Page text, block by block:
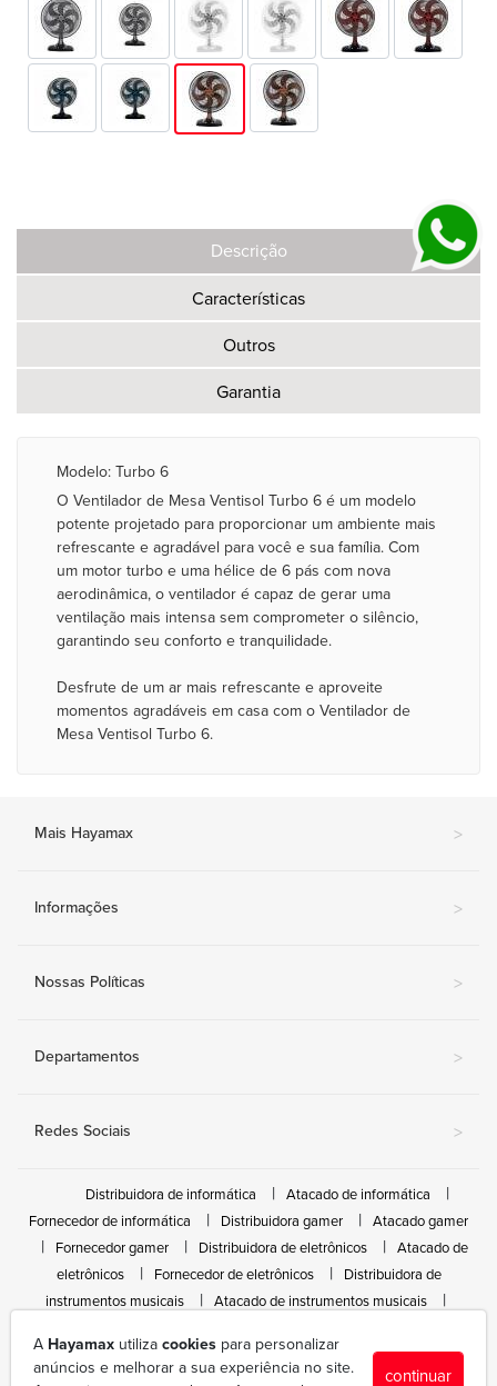
Descrição
Características
Outros
Garantia
Modelo: Turbo 6
O Ventilador de Mesa Ventisol Turbo 6 é um modelo
potente projetado para proporcionar um ambiente mais
refrescante e agradável para você e sua família. Com
um motor turbo e uma hélice de 6 pás com nova
aerodinâmica, o ventilador é capaz de gerar uma
ventilação mais intensa sem comprometer o silêncio,
garantindo seu conforto e tranquilidade.
Desfrute de um ar mais refrescante e aproveite
momentos agradáveis em casa com o Ventilador de
Mesa Ventisol Turbo 6.
Mais Hayamax >
Informações >
Nossas Políticas >
Departamentos >
Redes Sociais >
Distribuidora de informática
Atacado de informática
Fornecedor de informática
Distribuidora gamer
Atacado gamer
Fornecedor gamer
Distribuidora de eletrônicos
Atacado de
eletrônicos
Fornecedor de eletrônicos
Distribuidora de
instrumentos musicais
Atacado de instrumentos musicais
A Hayamax utiliza cookies para personalizar
anúncios e melhorar a sua experiência no site.
continuar